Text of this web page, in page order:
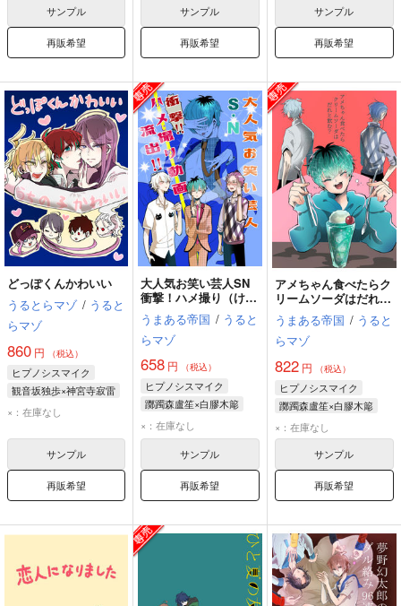
サンプル
再販希望
サンプル
再販希望
サンプル
再販希望
どっぽくんかわいい
うるとらマゾ / うると
らマゾ
860 円 （税込）
ヒプノシスマイク
観音坂独歩×神宮寺寂雷
神宮寺寂雷
伊弉冉一二三
×：在庫なし
サンプル
再販希望
大人気お笑い芸人SN
衝撃！ハメ撮り（けじ
め）動画流出
うまある帝国 / うると
らマゾ
658 円 （税込）
ヒプノシスマイク
躑躅森盧笙×白膠木簓
白膠木簓
碧棺左馬刻
×：在庫なし
サンプル
再販希望
アメちゃん食べたらク
リームソーダはだれと
飲む？
うまある帝国 / うると
らマゾ
822円 （税込）
ヒプノシスマイク
躑躅森盧笙×白膠木簓
白膠木簓
碧棺左馬刻
×：在庫なし
サンプル
再販希望